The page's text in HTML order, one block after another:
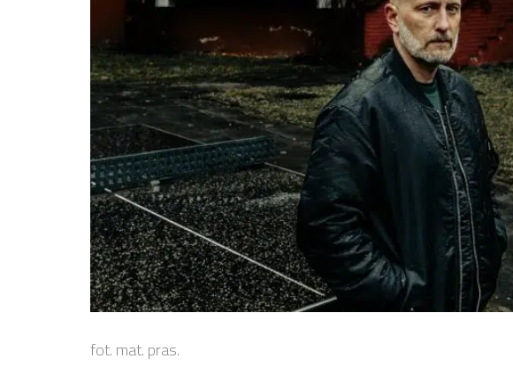
fot. mat. pras.